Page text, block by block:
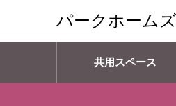
パークホーム
共用スペース